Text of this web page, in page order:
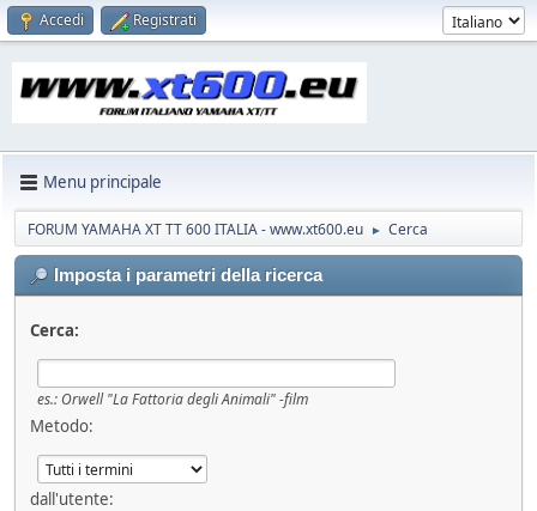
Accedi Registrati
Menu principale
FORUM YAMAHA XT TT 600 ITALIA - www.xt600.eu ► Cerca
Imposta i parametri della ricerca
Cerca:
es.: Orwell "La Fattoria degli Animali" -film
Metodo:
dall'utente: